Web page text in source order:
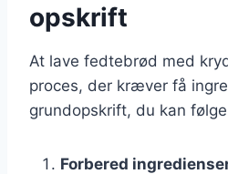
opskrift
At lave fedtebrød med
proces, der kræver få
grundopskrift, du kan
Forbered